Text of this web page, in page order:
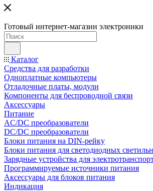
Готовый интернет-магазин электроники
Каталог
Средства для разработки
Одноплатные компьютеры
Отладочные платы, модули
Компоненты для беспроводной связи
Аксессуары
Питание
AC/DC преобразователи
DC/DC преобразователи
Блоки питания на DIN-рейку
Блоки питания для светодиодных
Зарядные устройства для
Программируемые источники питания
Аксессуары для блоков питания
Индикация